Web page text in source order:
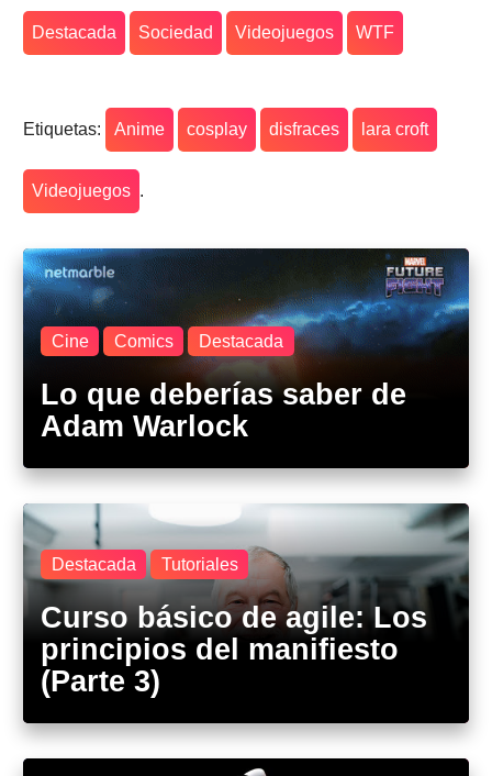
Destacada Sociedad Videojuegos WTF
Etiquetas: Anime cosplay disfraces lara croft
Videojuegos .
Cine Comics Destacada
Lo que deberías saber de
Adam Warlock
Destacada Tutoriales
Curso básico de agile: Los
principios del manifiesto
(Parte 3)